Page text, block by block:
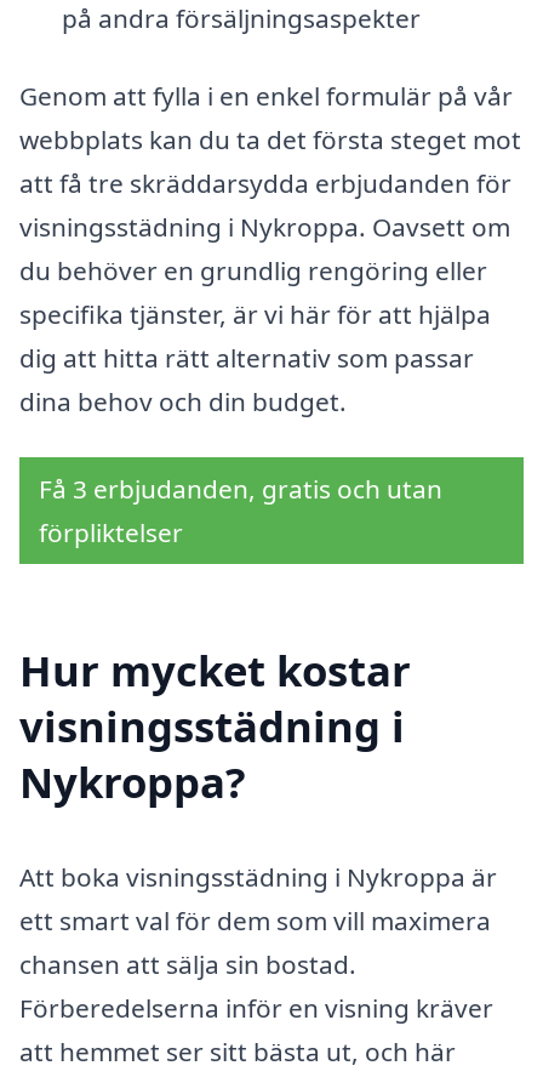
på andra försäljningsaspekter
Genom att fylla i en enkel formulär på vår
webbplats kan du ta det första steget mot
att få tre skräddarsydda erbjudanden för
visningsstädning i Nykroppa. Oavsett om
du behöver en grundlig rengöring eller
specifika tjänster, är vi här för att hjälpa
dig att hitta rätt alternativ som passar
dina behov och din budget.
Få 3 erbjudanden, gratis och utan
förpliktelser
Hur mycket kostar
visningsstädning i
Nykroppa?
Att boka visningsstädning i Nykroppa är
ett smart val för dem som vill maximera
chansen att sälja sin bostad.
Förberedelserna inför en visning kräver
att hemmet ser sitt bästa ut, och här